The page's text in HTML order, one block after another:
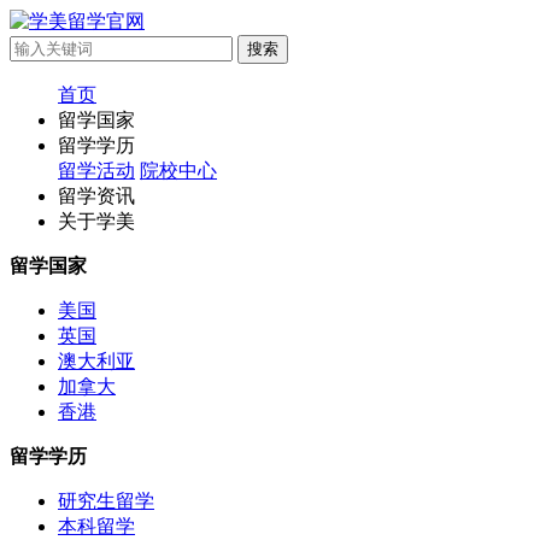
首页
留学国家
留学学历
留学活动 院校中心
留学资讯
关于学美
留学国家
美国
英国
澳大利亚
加拿大
香港
留学学历
研究生留学
本科留学